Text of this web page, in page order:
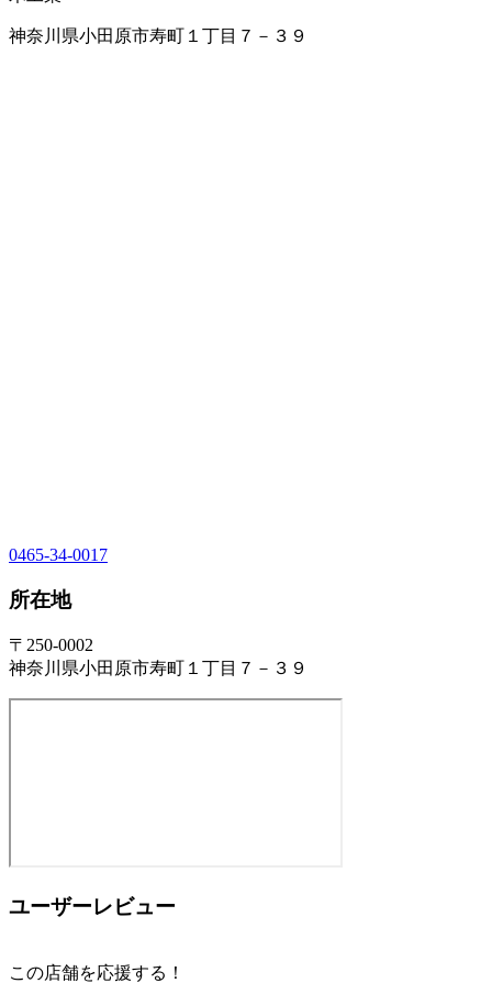
神奈川県小田原市寿町１丁目７－３９
0465-34-0017
所在地
〒250-0002
神奈川県小田原市寿町１丁目７－３９
ユーザーレビュー
この店舗を応援する！